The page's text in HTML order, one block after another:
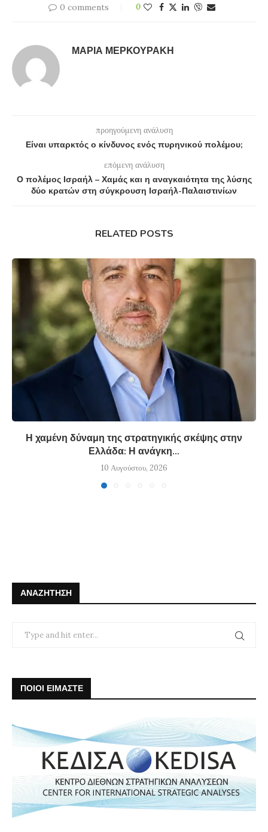
0 comments 0
ΜΑΡΊΑ ΜΕΡΚΟΥΡΆΚΗ
προηγούμενη ανάλυση
Είναι υπαρκτός ο κίνδυνος ενός πυρηνικού πολέμου;
επόμενη ανάλυση
Ο πολέμος Ισραήλ – Χαμάς και η αναγκαιότητα της λύσης
δύο κρατών στη σύγκρουση Ισραήλ-Παλαιστινίων
RELATED POSTS
Η χαμένη δύναμη της στρατηγικής σκέψης στην
Ελλάδα: Η ανάγκη...
10 Αυγούστου, 2026
ΑΝΑΖΉΤΗΣΗ
ΠΟΙΟΙ ΕΙΜΑΣΤΕ